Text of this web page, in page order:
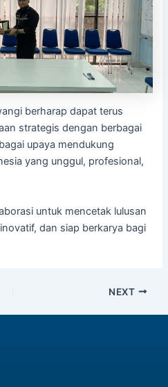
berharap dapat terus
strategis dengan berbagai
upaya mendukung
yang unggul, profesional,
untuk mencetak lulusan
dan siap berkarya bagi
NEXT